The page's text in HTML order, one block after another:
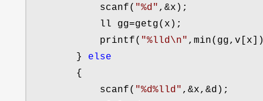
            scanf(
"%d" ,&x);
            ll gg
=getg(x);
            printf(
"%lld\n"
        }
else
        {
            scanf(
"%d%lld" ,&x,&d);